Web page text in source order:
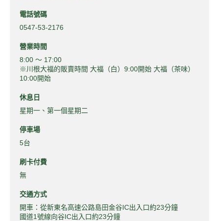
電話號碼
0547-53-2176
營業時間
8:00 ～ 17:00
※川根大福的販賣時間 大福（白）9:00開始 大福（茶味）
10:00開始
休息日
星期一、第一個星期二
停車場
5台
刷卡付費
無
交通方式
開車：從新東名高速公路島田金谷IC出入口約23分鐘
國道1號線向谷IC出入口約23分鐘